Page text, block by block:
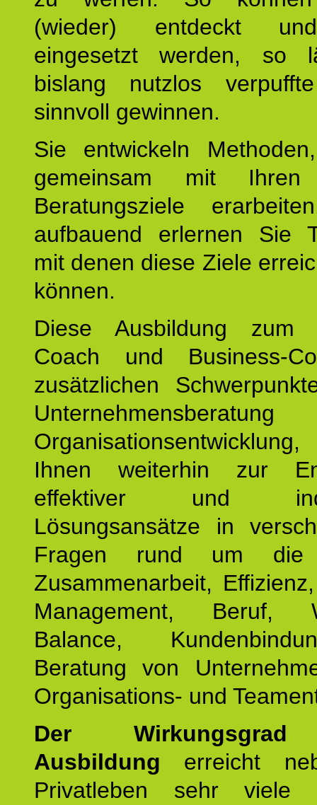
(wieder) entdeckt
eingesetzt werden, so
bislang nutzlos
sinnvoll gewinnen.
Sie entwickeln
gemeinsam mit Ihren
Beratungsziele
aufbauend erlernen Sie
mit denen diese Ziele
können.
Diese Ausbildung zum
Coach und Business-
zusätzlichen
Ihnen weiterhin zur
effektiver und
Lösungsansätze in
Fragen rund um die
Zusammenarbeit,
Management, Beruf,
Balance,
Beratung von
Organisations- und
Der
Ausbildung erreicht
Privatleben sehr viele